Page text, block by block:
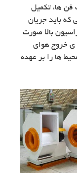
فن ها، تکمیل
که باید جریان
بالا صورت
ی خروج هوای
ها را بر عهده